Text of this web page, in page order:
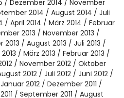
Dezember 2014
November
2014 August 2014
Juli
April 2014 März 2014
Februar
2013
November 2013
2013 August 2013
Juli 2013
März 2013
Februar 2013
November 2012
Oktober
2012 Juli 2012
Juni 2012
Januar 2012
Dezember 2011
September 2011
August